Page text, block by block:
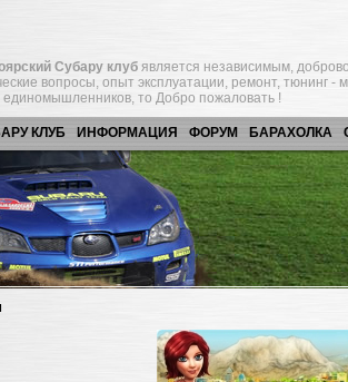
Субару клуб является независимым,
вопросы, опыт эксплуатации, ремонт,
то Добро пожаловать !
КЛУБ ИНФОРМАЦИЯ ФОРУМ БАРАХОЛКА